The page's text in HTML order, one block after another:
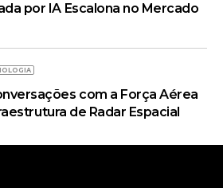
por IA Escalona no Mercado
com a Força Aérea
de Radar Espacial